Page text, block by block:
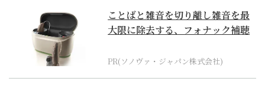
ことばと雑音を切り離し雑音を最
大限に除去する、フォナック補聴
PR(ソノヴァ・ジャパン株式会社)